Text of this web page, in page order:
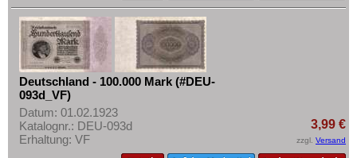
Deutschland - 100.000 Mark (#DEU-
093d_VF)
Datum: 01.02.1923
Katalognr.: DEU-093d
Erhaltung: VF
3,99 €
zzgl. Versand